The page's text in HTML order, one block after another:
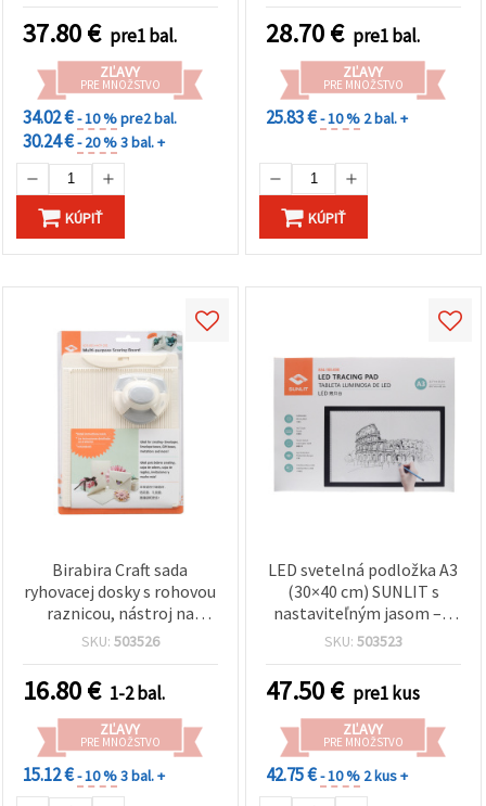
37.80€ pre1 bal.
ZĽAVY
PRE MNOŽSTVO
34.02 €- 10 %pre2 bal.
30.24 €- 20 %3 bal. +
KÚPIŤ
28.70€ pre1 bal.
ZĽAVY
PRE MNOŽSTVO
25.83 €- 10 % 2 bal. +
KÚPIŤ
Birabira Craft sada
ryhovacej dosky s rohovou
raznicou, nástroj na
výrobu pohľadníc a
cm do 13 x 17,8 cm
SKU: 503526
16.80€ 1-2 bal.
ZĽAVY
PRE MNOŽSTVO
15.12 €- 10 %3 bal. +
LED svetelná podložka A3
(30×40 cm) SUNLIT s
nastaviteľným jasom – 3
úrovne
SKU: 503523
47.50€ pre1 kus
ZĽAVY
PRE MNOŽSTVO
42.75 €- 10 % 2 kus +